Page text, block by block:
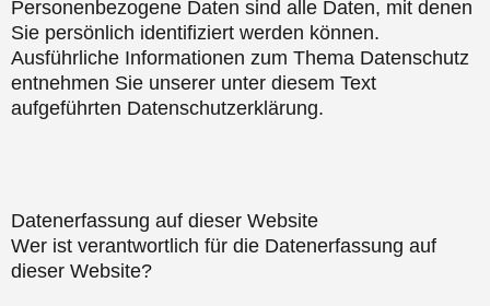
Personenbezogene Daten sind alle Daten, mit denen
Sie persönlich identifiziert werden können.
Ausführliche Informationen zum Thema Datenschutz
entnehmen Sie unserer unter diesem Text
aufgeführten Datenschutzerklärung.
Datenerfassung auf dieser Website
Wer ist verantwortlich für die Datenerfassung auf
dieser Website?